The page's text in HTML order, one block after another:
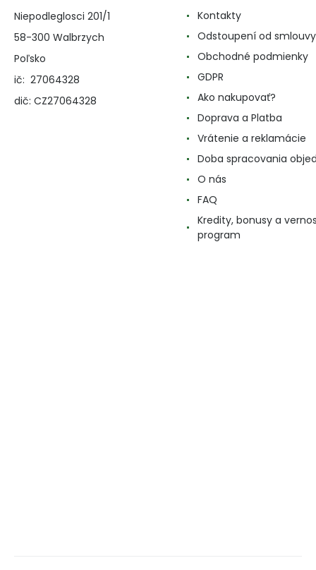
Niepodleglosci 201/1
58-300 Walbrzych
Poľsko
ič: 27064328
dič: CZ27064328
Kontakty
Odstoupení od smlouvy
Obchodné podmienky
GDPR
Ako nakupovať?
Doprava a Platba
Vrátenie a reklamácie
Doba spracovania
O nás
FAQ
Kredity, bonusy a
program